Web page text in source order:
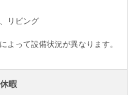
リビング
って設備状況が異なります。
暇